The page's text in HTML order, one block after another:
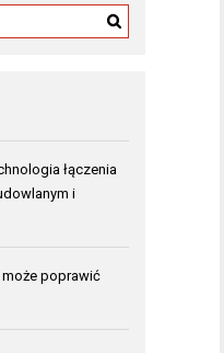
łączenia
i
może poprawić